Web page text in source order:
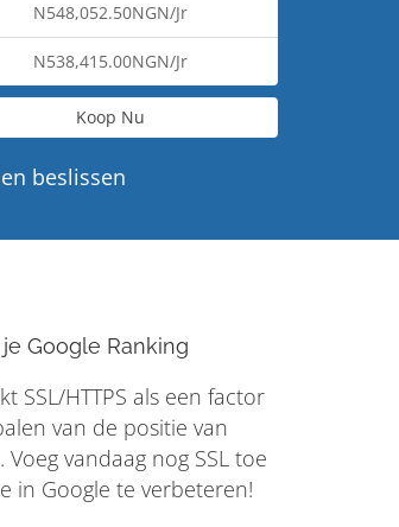
N548,052.50NGN/Jr
N538,415.00NGN/Jr
Koop Nu
beslissen
Google Ranking
SSL/HTTPS als een factor
van de positie van
vandaag nog SSL toe
in Google te verbeteren!